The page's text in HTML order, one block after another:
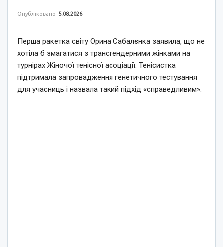
Опубліковано 5.08.2026
Перша ракетка світу Орина Сабалєнка заявила, що не
хотіла б змагатися з трансгендерними жінками на
турнірах Жіночої тенісної асоціації. Тенісистка
підтримала запровадження генетичного тестування
для учасниць і назвала такий підхід «справедливим».